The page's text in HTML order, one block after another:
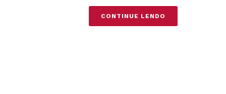
CONTINUE LENDO